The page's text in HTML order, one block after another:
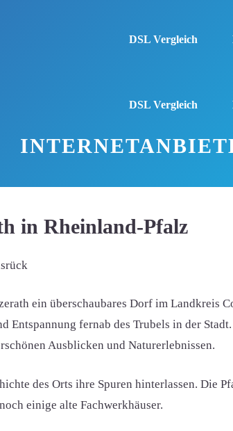
DSL Vergleich
DSL Vergleich
in Rheinland-Pfalz
ein überschaubares Dorf im Landkreis
Entspannung fernab des Trubels in der
Ausblicken und Naturerlebnissen.
des Orts ihre Spuren hinterlassen. Die
einige alte Fachwerkhäuser.